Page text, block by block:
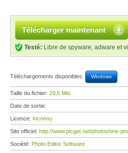
Télécharger maintenant
Testé: Libre de spyware, adware et
Téléchargements disponibles: Windows
Taille du fichier: 29,6 Mio
Date de sortie:
Licence: Inconnu
Site officiel: http://www.picget.net/photoshine-
Société: Photo Editor Software